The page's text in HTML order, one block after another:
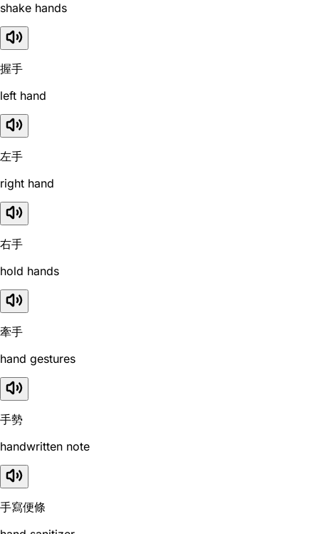
shake hands
握手
left hand
左手
right hand
右手
hold hands
牽手
hand gestures
手勢
handwritten note
手寫便條